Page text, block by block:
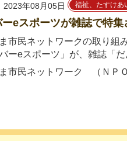
2023年08月05日 福祉、たすけあ
ーeスポーツが雑誌で特集
市民ネットワークの取り組
バーeスポーツ」が、雑誌「
市民ネットワーク （ＮＰＯ